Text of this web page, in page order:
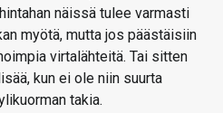
näissä tulee varmasti
myötä, mutta jos päästäisiin
virtalähteitä. Tai sitten
kun ei ole niin suurta
takia.